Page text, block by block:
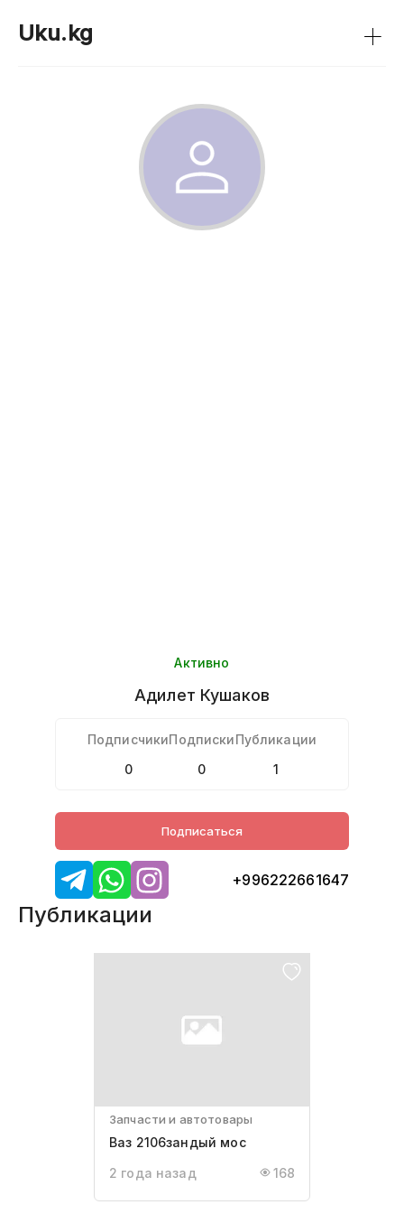
Uku.kg +
Активно
Адилет Кушаков
Подписчики
0
Подписки
0
Публикации
1
Подписаться
+996222661647
Публикации
Запчасти и автотовары
Ваз 2106зандый мос
2 года назад
168